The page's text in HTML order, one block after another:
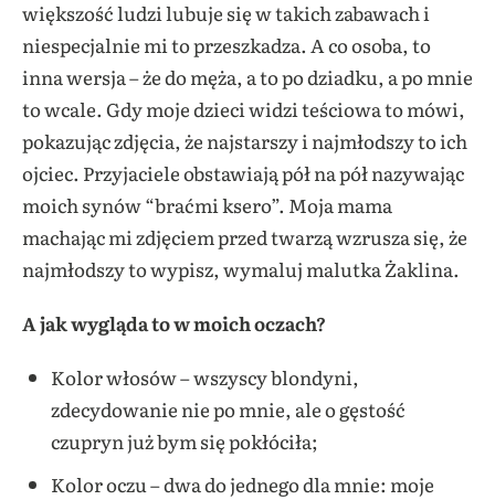
większość ludzi lubuje się w takich zabawach i
niespecjalnie mi to przeszkadza. A co osoba, to
inna wersja – że do męża, a to po dziadku, a po mnie
to wcale. Gdy moje dzieci widzi teściowa to mówi,
pokazując zdjęcia, że najstarszy i najmłodszy to ich
ojciec. Przyjaciele obstawiają pół na pół nazywając
moich synów “braćmi ksero”. Moja mama
machając mi zdjęciem przed twarzą wzrusza się, że
najmłodszy to wypisz, wymaluj malutka Żaklina.
A jak wygląda to w moich oczach?
Kolor włosów – wszyscy blondyni,
zdecydowanie nie po mnie, ale o gęstość
czupryn już bym się pokłóciła;
Kolor oczu – dwa do jednego dla mnie: moje